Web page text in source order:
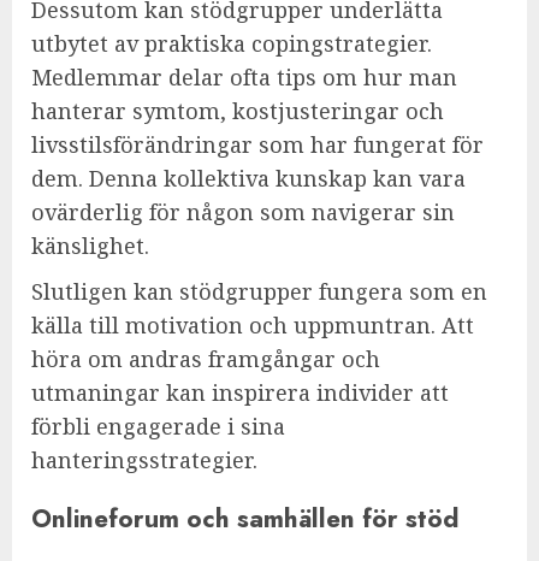
Dessutom kan stödgrupper underlätta
utbytet av praktiska copingstrategier.
Medlemmar delar ofta tips om hur man
hanterar symtom, kostjusteringar och
livsstilsförändringar som har fungerat för
dem. Denna kollektiva kunskap kan vara
ovärderlig för någon som navigerar sin
känslighet.
Slutligen kan stödgrupper fungera som en
källa till motivation och uppmuntran. Att
höra om andras framgångar och
utmaningar kan inspirera individer att
förbli engagerade i sina
hanteringsstrategier.
Onlineforum och samhällen för stöd